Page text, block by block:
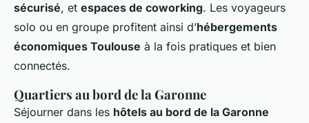
sécurisé, et espaces de coworking. Les voyageurs
solo ou en groupe profitent ainsi d’hébergements
économiques Toulouse à la fois pratiques et bien
connectés.
Quartiers au bord de la Garonne
Séjourner dans les hôtels au bord de la Garonne